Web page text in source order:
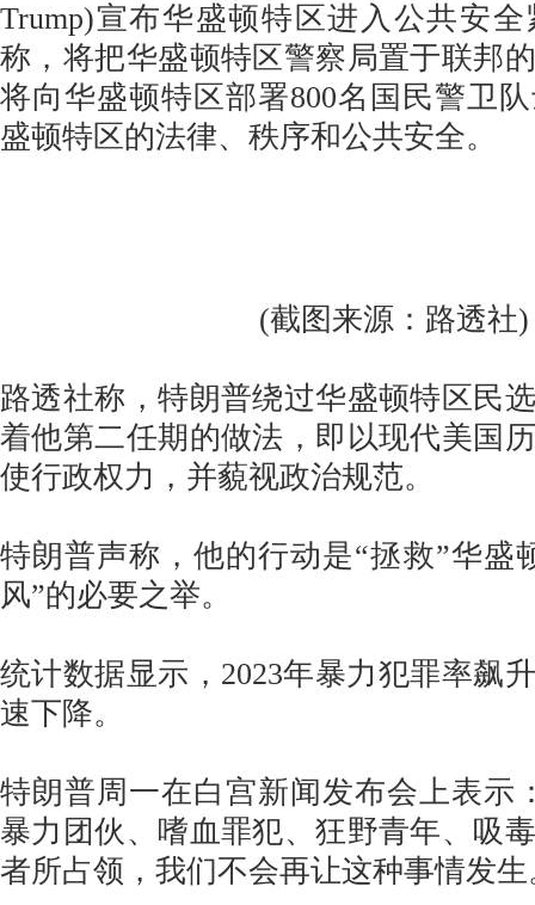
Trump)宣布华盛顿特区进入公共安
称，将把华盛顿特区警察局置于联邦
将向华盛顿特区部署800名国民警卫
盛顿特区的法律、秩序和公共安全。
(截图来源：路透社)
路透社称，特朗普绕过华盛顿特区民
着他第二任期的做法，即以现代美国
使行政权力，并藐视政治规范。
特朗普声称，他的行动是“拯救”华盛
风”的必要之举。
统计数据显示，2023年暴力犯罪率飙
速下降。
特朗普周一在白宫新闻发布会上表示
暴力团伙、嗜血罪犯、狂野青年、吸
者所占领，我们不会再让这种事情发生